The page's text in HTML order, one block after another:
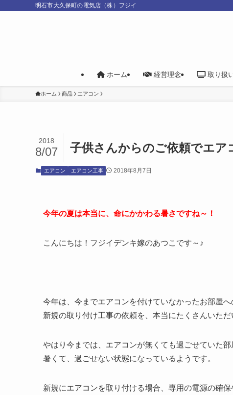
明石市大久保町の電気店（株）フジイ
ホーム 経営理念 取り扱
ホーム 商品 エアコン
子供さんからのご依頼でエア
2018
8/07
エアコン エアコン工事 2018年8月7日
今年の夏は本当に、命にかかわる暑さですね～！
こんにちは！フジイデンキ嫁のあつこです～♪
今年は、今までエアコンを付けていなかったお部屋へ
新規の取り付け工事の依頼を、本当にたくさんいただ
やはり今までは、エアコンが無くても過ごせていた部
暑くて、過ごせない状態になっているようです。
新規にエアコンを取り付ける場合、専用の電源の確保